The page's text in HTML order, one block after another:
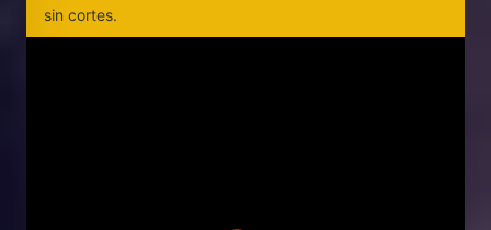
sin cortes.